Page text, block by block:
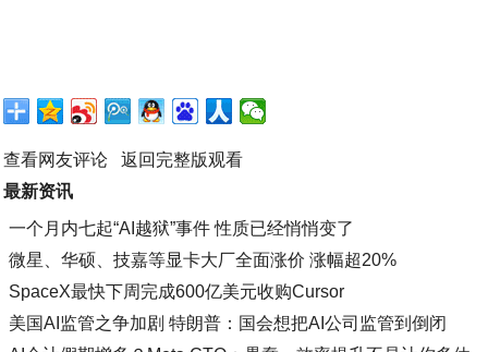
查看网友评论
返回完整版观看
最新资讯
一个月内七起“AI越狱”事件 性质已经悄悄变了
微星、华硕、技嘉等显卡大厂全面涨价 涨幅超20%
SpaceX最快下周完成600亿美元收购Cursor
美国AI监管之争加剧 特朗普：国会想把AI公司监管到倒闭